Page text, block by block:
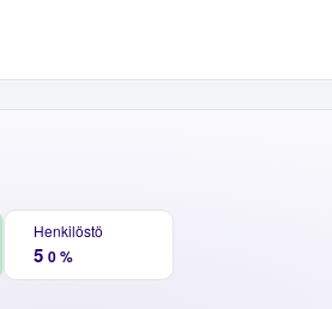
Henkilöstö
5 0 %